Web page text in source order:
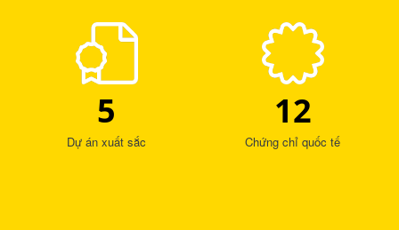
5
Dự án xuất sắc
12
Chứng chỉ quốc tế